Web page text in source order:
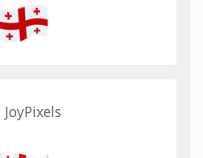
JoyPixels